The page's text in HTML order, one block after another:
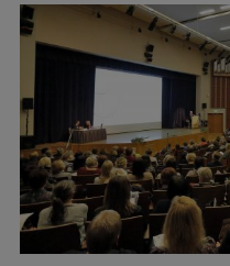
Studentu dzīve
Studiju norises vietas
Fakultātes
Mūsu cilvēki
Stratēģija
Struktūra